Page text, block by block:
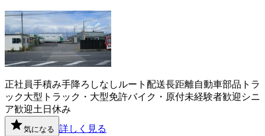
正社員手積み手降ろしなし ルート配送長距離自動車部品 トラ
ック大型トラック・大型免許バイク・原付未経験者歓迎 シニ
ア歓迎土日休み
気になる 詳しく見る